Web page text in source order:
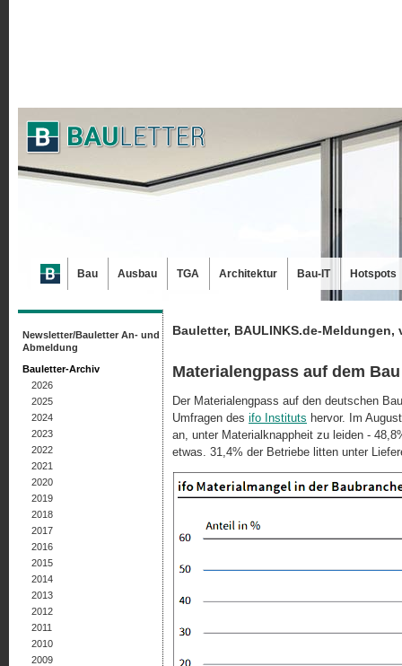
Bauletter, BAULINKS.de-Meldungen,
Materialengpass auf dem
Der Materialengpass auf den deutschen
Umfragen des ifo Instituts hervor. Im
an, unter Materialknappheit zu leiden -
etwas. 31,4% der Betriebe litten unter
Newsletter/Bauletter An- und
Abmeldung
Bauletter-Archiv
2026
2025
2024
2023
2022
2021
2020
2019
2018
2017
2016
2015
2014
2013
2012
2011
2010
2009
Bau Ausbau TGA Architektur Bau-IT Hotspots